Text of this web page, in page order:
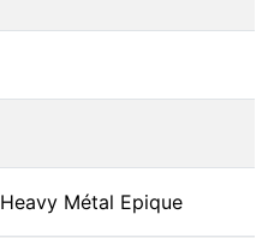
Heavy Métal Epique